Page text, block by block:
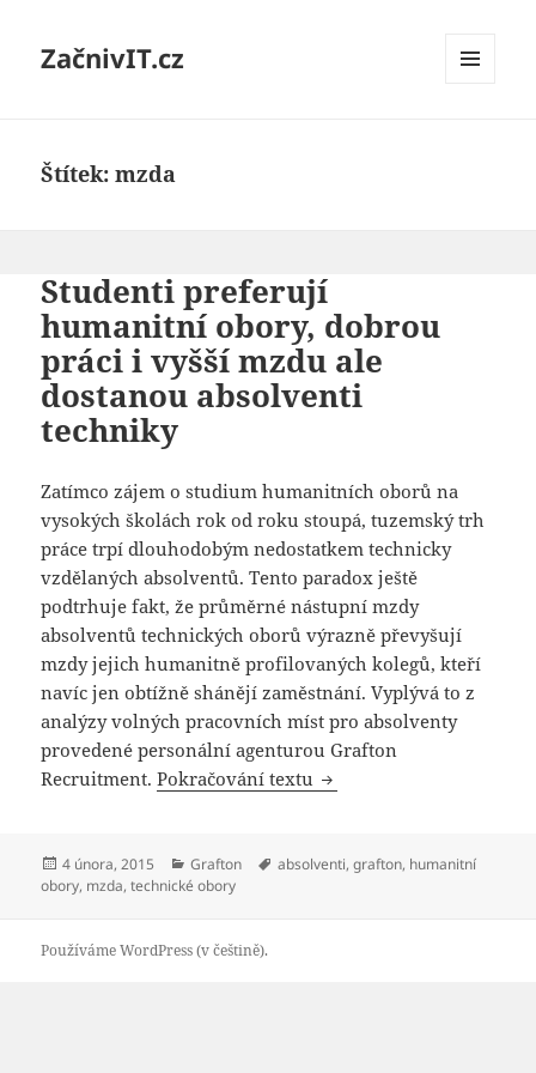
ZačnivIT.cz
Štítek:mzda
Studenti preferují
humanitní obory, dobrou
práci i vyšší mzdu ale
dostanou absolventi
techniky
Zatímco zájem o studium humanitních oborů na
vysokých školách rok od roku stoupá, tuzemský trh
práce trpí dlouhodobým nedostatkem technicky
vzdělaných absolventů. Tento paradox ještě
podtrhuje fakt, že průměrné nástupní mzdy
absolventů technických oborů výrazně převyšují
mzdy jejich humanitně profilovaných kolegů, kteří
navíc jen obtížně shánějí zaměstnání. Vyplývá to z
analýzy volných pracovních míst pro absolventy
provedené personální agenturou Grafton
Recruitment.Pokračování textu Studenti preferují
Publikováno:
4 února, 2015 Rubriky:
Grafton Štítky:
absolventi,grafton, humanitní
obory, mzda,technické obory
Používáme WordPress (v češtině).